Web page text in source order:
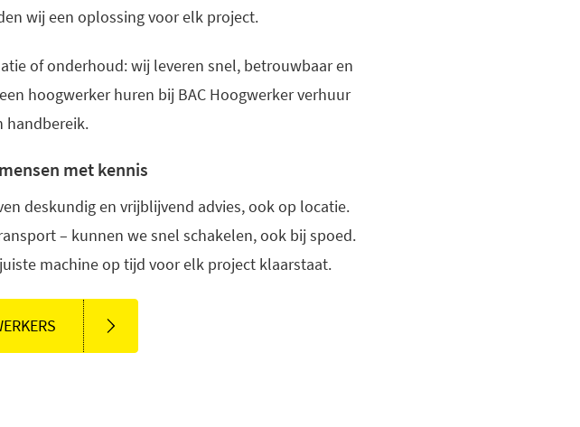
wij een oplossing voor elk project.
of onderhoud: wij leveren snel, betrouwbaar en
hoogwerker huren bij BAC Hoogwerker verhuur
handbereik.
met kennis
deskundig en vrijblijvend advies, ook op locatie.
– kunnen we snel schakelen, ook bij spoed.
machine op tijd voor elk project klaarstaat.